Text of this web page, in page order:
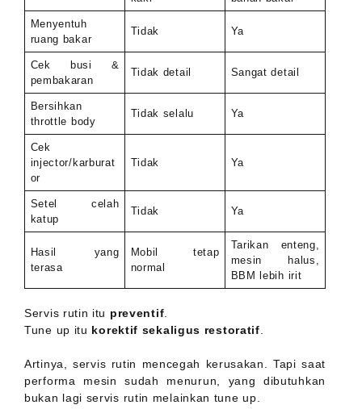
Menyentuh
ruang bakar
Tidak Ya
Cek busi &
pembakaran
Tidak detail Sangat detail
Bersihkan
throttle body
Tidak selalu Ya
Cek
injector/karburat
or
Tidak Ya
Setel celah
katup
Tidak Ya
Hasil yang
terasa
Mobil tetap
normal
Tarikan enteng,
mesin halus,
BBM lebih irit
Servis rutin itu preventif
Tune up itu korektif sekaligus restoratif
Artinya, servis rutin mencegah kerusakan. Tapi saat
performa mesin sudah menurun, yang dibutuhkan
bukan lagi servis rutin melainkan tune up.